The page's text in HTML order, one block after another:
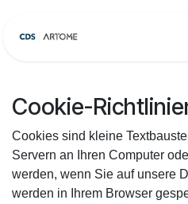
Cookie-
Cookies sind kleine
Servern an Ihren Computer
werden, wenn Sie auf unsere
werden in Ihrem Browser